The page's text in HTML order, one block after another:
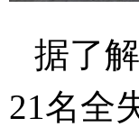
据了
21名全